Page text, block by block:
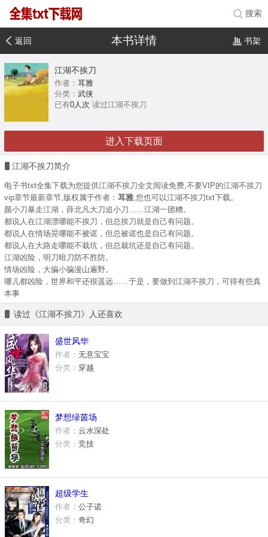
搜索
返回 本书详情 书架
江湖不挨刀
作者： 耳雅
分类： 武侠
已有0人次 读过江湖不挨刀
进入下载页面
江湖不挨刀简介
电子书txt全集下载为您提供江湖不挨刀全文阅读免费,不要VIP的江湖不挨刀
vip章节最新章节,版权属于作者： 耳雅,您也可以江湖不挨刀txt下载。
颜小刀暴走江湖，薛北凡大刀追小刀……江湖一团糟。
都说人在江湖漂哪能不挨刀，但总挨刀就是自己有问题。
都说人在情场晃哪能不被诓，但总被诓也是自己有问题。
都说人在大路走哪能不栽坑，但总栽坑还是自己有问题。
江湖凶险，明刀暗刀防不胜防。
情场凶险，大骗小骗漫山遍野。
哪儿都凶险，世界和平还很遥远……于是，要做到江湖不挨刀，可得有些真
本事
读过《江湖不挨刀》人还喜欢
盛世风华
作者： 无意宝宝
分类： 穿越
梦想绿茵场
作者： 云水深处
分类： 竞技
超级学生
作者： 公子诺
分类： 奇幻